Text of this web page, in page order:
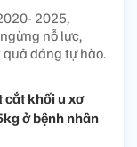
2025,
nỗ lực,
đáng tự hào.
cắt khối u xơ
ở bệnh nhân